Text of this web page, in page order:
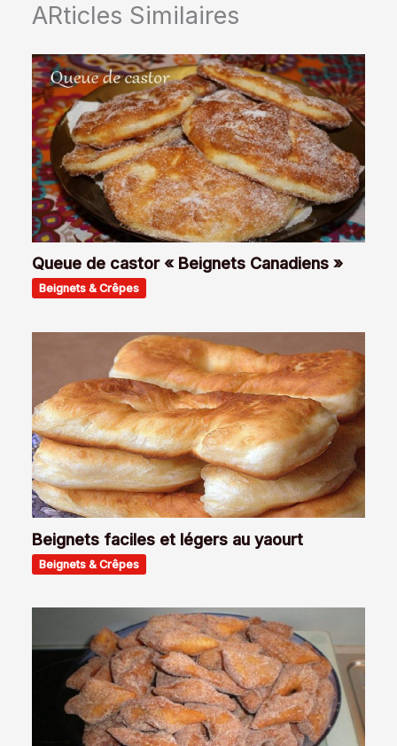
ARticles Similaires
Queue de castor « Beignets Canadiens »
Beignets & Crêpes
Beignets faciles et légers au yaourt
Beignets & Crêpes